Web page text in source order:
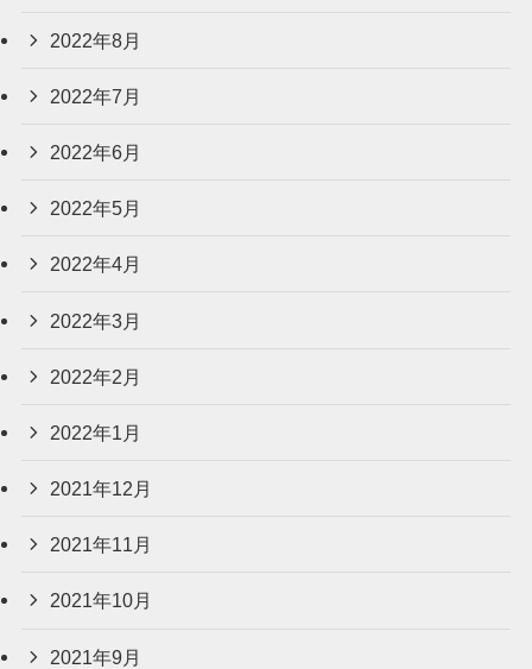
2022年8月
2022年7月
2022年6月
2022年5月
2022年4月
2022年3月
2022年2月
2022年1月
2021年12月
2021年11月
2021年10月
2021年9月